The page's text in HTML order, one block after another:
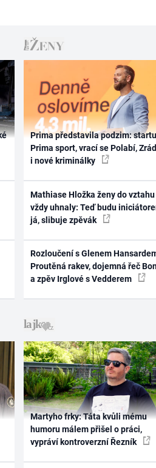
Prima představila podzim:
Prima sport, vrací se Polabí,
i nové kriminálky
Mathiase Hložka ženy do vztahu
vždy uhnaly: Teď budu
já, slibuje zpěvák
Rozloučení s Glenem
Proutěná rakev, dojemná řeč
a zpěv Irglové s Vedderem
Martyho frky: Táta kvůli mému
humoru málem přišel o práci,
vypráví kontroverzní Řezník